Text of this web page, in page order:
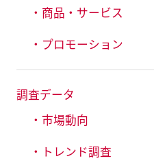
・商品・サービス
・プロモーション
調査データ
・市場動向
・トレンド調査